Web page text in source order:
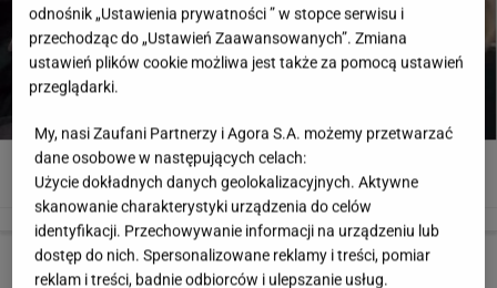
Kiedy kręcono 'Esmeraldę', Calderon miała zaledwie 29 lat. Dzisiaj jest to
piękna, 48-letnia kobieta, mimo że zmiany w jej wyglądzie są zauważalne.
Screen / Youtube / Esmeralda
3 z 16
odnośnik „Ustawienia prywatności ” w stopce serwisu i
przechodząc do „Ustawień Zaawansowanych”. Zmiana
ustawień plików cookie możliwa jest także za pomocą ustawień
przeglądarki.
My, nasi Zaufani Partnerzy i Agora S.A. możemy przetwarzać
dane osobowe w następujących celach:
Użycie dokładnych danych geolokalizacyjnych. Aktywne
skanowanie charakterystyki urządzenia do celów
identyfikacji. Przechowywanie informacji na urządzeniu lub
dostęp do nich. Spersonalizowane reklamy i treści, pomiar
reklam i treści, badnie odbiorców i ulepszanie usług.